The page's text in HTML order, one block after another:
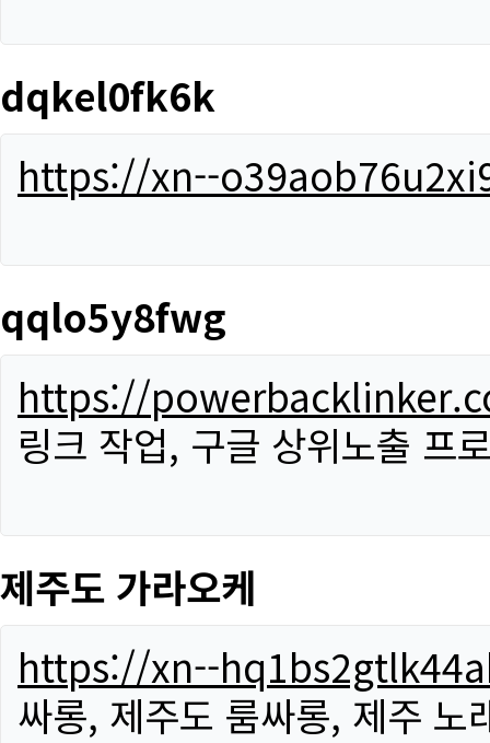
dqkel0fk6k
https://xn--
qqlo5y8fwg
https://
링크 작업, 구글 상위노출 프
제주도 가라오케
https://xn--
싸롱, 제주도 룸싸롱, 제주 노